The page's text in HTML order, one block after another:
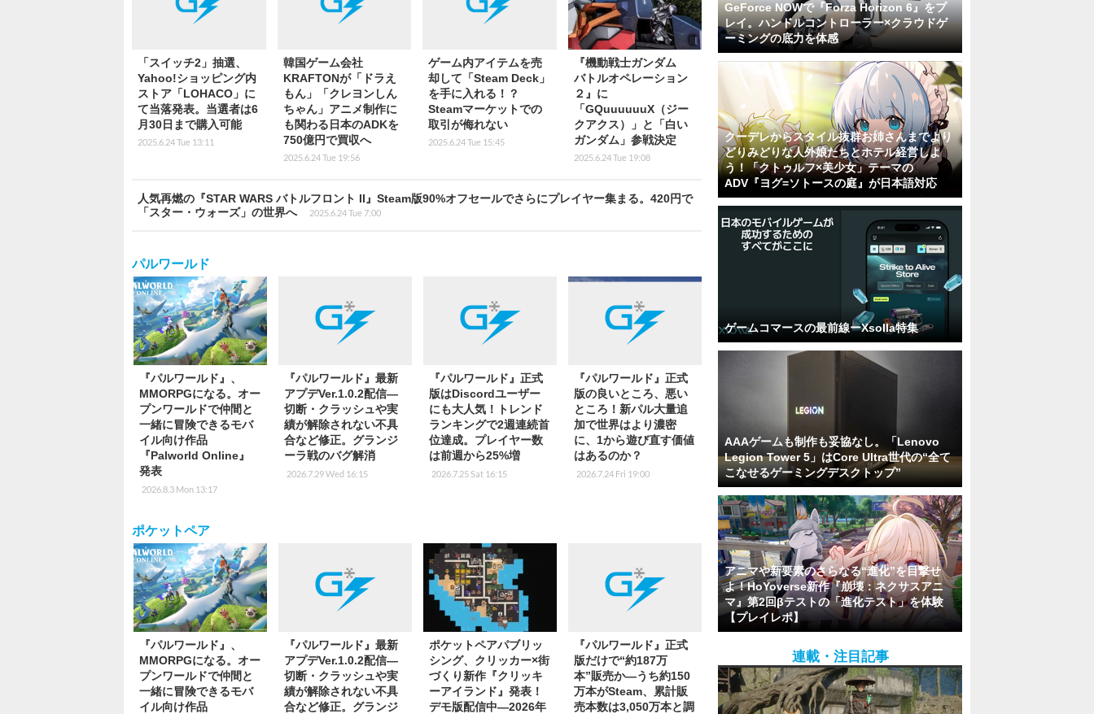
「スイッチ2」抽選、
Yahoo!ショッピング内
ストア「LOHACO」に
て当落発表。当選者は6
月30日まで購入可能
2025.6.24 Tue 13:11
韓国ゲーム会社
KRAFTONが「ドラえ
もん」「クレヨンしん
ちゃん」アニメ制作に
も関わる日本のADKを
750億円で買収へ
2025.6.24 Tue 19:56
ゲーム内アイテムを売
却して「Steam Deck」
を手に入れる！？
Steamマーケットでの
取引が侮れない
2025.6.24 Tue 15:45
『機動戦士ガンダム
バトルオペレーション
２』に
「GQuuuuuuX（ジー
クアクス）」と「白い
ガンダム」参戦決定
2025.6.24 Tue 19:08
人気再燃の『STAR WARS バトルフロント II』Steam版90%オフセールでさらにプレイヤー集まる。420円で
「スター・ウォーズ」の世界へ
2025.6.24 Tue 7:00
パルワールド
『パルワールド』、
MMORPGになる。オー
プンワールドで仲間と
一緒に冒険できるモバ
イル向け作品
『Palworld Online』
発表
2026.8.3 Mon 13:17
『パルワールド』最新
アプデVer.1.0.2配信―
切断・クラッシュや実
績が解除されない不具
合など修正。グランジ
ーラ戦のバグ解消
2026.7.29 Wed 16:15
『パルワールド』正式
版はDiscordユーザー
にも大人気！トレンド
ランキングで2週連続首
位達成。プレイヤー数
は前週から25%増
2026.7.25 Sat 16:15
『パルワールド』正式
版の良いところ、悪い
ところ！新パル大量追
加で世界はより濃密
に、1から遊び直す価値
はあるのか？
2026.7.24 Fri 19:00
ポケットペア
『パルワールド』、
MMORPGになる。オー
プンワールドで仲間と
一緒に冒険できるモバ
イル向け作品
『パルワールド』最新
アプデVer.1.0.2配信―
切断・クラッシュや実
績が解除されない不具
合など修正。グランジ
ポケットペアパブリッ
シング、クリッカー×街
づくり新作『クリッキ
ーアイランド』発表！
デモ版配信中―2026年
『パルワールド』正式
版だけで“約187万
本”販売か―うち約150
万本がSteam、累計販
売本数は3,050万本と調
GeForce NOWで『Forza Horizon 6』をプ
レイ。ハンドルコントローラー×クラウドゲ
ーミングの底力を体感
クーデレからスタイル抜群お姉さんまでより
どりみどりな人外娘たちとホテル経営しよ
う！「クトゥルフ×美少女」テーマの
ADV『ヨグ=ソトースの庭』が日本語対応
ゲームコマースの最前線ーXsolla特集
AAAゲームも制作も妥協なし。「Lenovo
Legion Tower 5」はCore Ultra世代の“全て
こなせるゲーミングデスクトップ”
アニマや新要素のさらなる“進化”を目撃せ
よ！HoYoverse新作『崩壊：ネクサスアニ
マ』第2回βテストの「進化テスト」を体験
【プレイレポ】
連載・注目記事